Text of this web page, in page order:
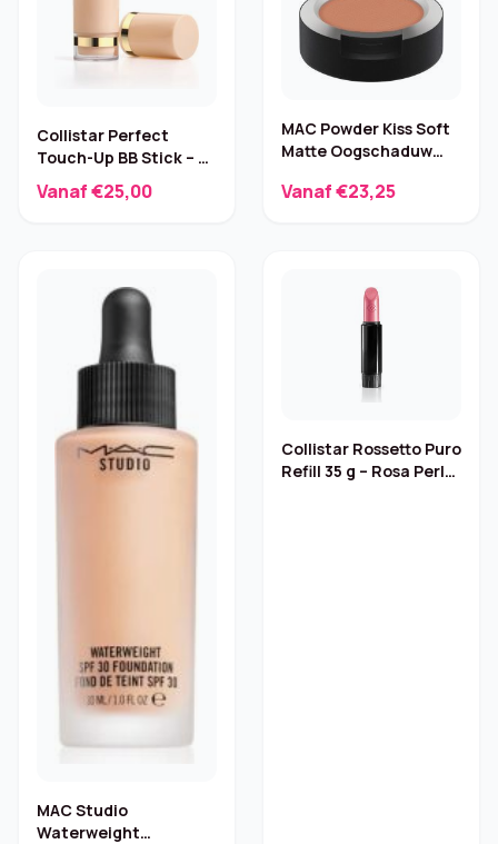
Collistar Perfect
Touch-Up BB Stick – 5
g
Vanaf €25,00
MAC Powder Kiss Soft
Matte Oogschaduw
Vanaf €23,25
MAC Studio
Waterweight
Collistar Rossetto Puro
Refill 35 g – Rosa Perla